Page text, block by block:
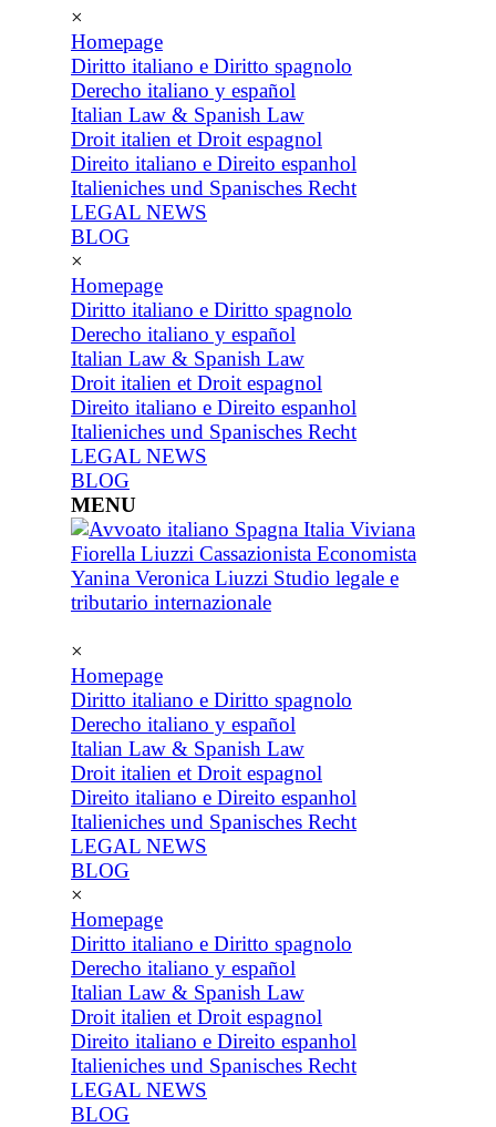
×
Homepage
Diritto italiano e Diritto spagnolo
Derecho italiano y español
Italian Law & Spanish Law
Droit italien et Droit espagnol
Direito italiano e Direito espanhol
Italieniches und Spanisches Recht
LEGAL NEWS
BLOG
×
Homepage
Diritto italiano e Diritto spagnolo
Derecho italiano y español
Italian Law & Spanish Law
Droit italien et Droit espagnol
Direito italiano e Direito espanhol
Italieniches und Spanisches Recht
LEGAL NEWS
BLOG
MENU
×
Homepage
Diritto italiano e Diritto spagnolo
Derecho italiano y español
Italian Law & Spanish Law
Droit italien et Droit espagnol
Direito italiano e Direito espanhol
Italieniches und Spanisches Recht
LEGAL NEWS
BLOG
×
Homepage
Diritto italiano e Diritto spagnolo
Derecho italiano y español
Italian Law & Spanish Law
Droit italien et Droit espagnol
Direito italiano e Direito espanhol
Italieniches und Spanisches Recht
LEGAL NEWS
BLOG